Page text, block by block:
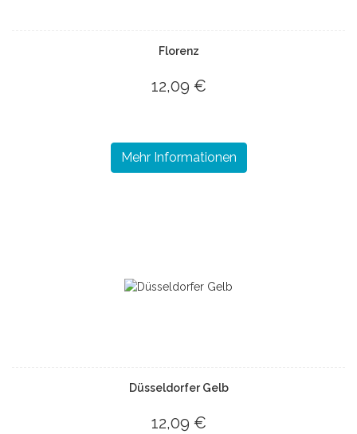
Florenz
12,09 €
Mehr Informationen
Düsseldorfer Gelb
12,09 €